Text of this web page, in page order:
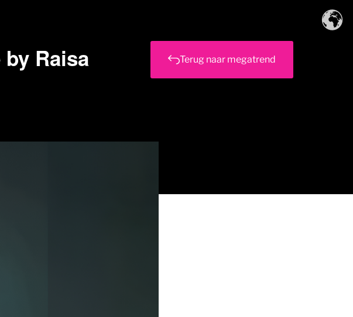
Raisa
Terug naar megatrend